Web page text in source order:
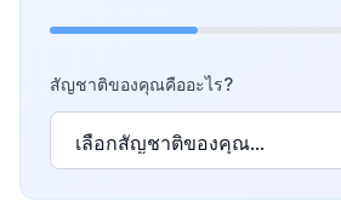
สัญชาติของคุณคืออะไร?